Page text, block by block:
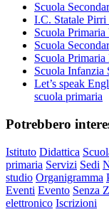
Scuola
I.C. Statale
Scuola
Scuola
Scuola
Scuola Infanzia
Let’s speak
scuola primaria
Potrebbero
Istituto Didattica
primaria Servizi Sedi
studio Organigramma
Eventi Evento Senza
elettronico Iscrizioni